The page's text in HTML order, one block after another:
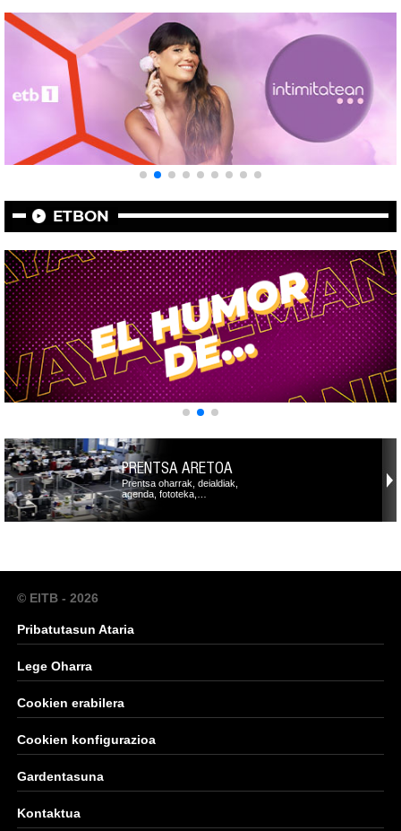
ETBON
PRENTSA ARETOA
Prentsa oharrak, deialdiak,
agenda, fototeka,…
© EITB - 2026
Pribatutasun Ataria
Lege Oharra
Cookien erabilera
Cookien konfigurazioa
Gardentasuna
Kontaktua